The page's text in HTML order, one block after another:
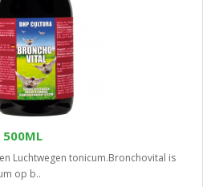
500ML
Luchtwegen tonicum.Bronchovital is
op b..